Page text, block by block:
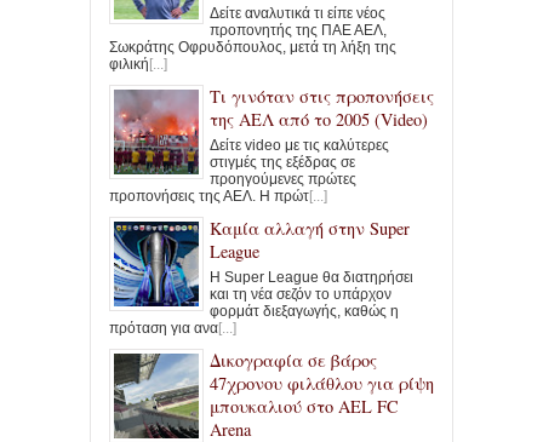
Δείτε αναλυτικά τι είπε νέος
προπονητής της ΠΑΕ ΑΕΛ,
Σωκράτης Οφρυδόπουλος, μετά τη λήξη της
φιλική[...]
Τι γινόταν στις προπονήσεις
της ΑΕΛ από το 2005 (Video)
Δείτε video με τις καλύτερες
στιγμές της εξέδρας σε
προηγούμενες πρώτες
προπονήσεις της ΑΕΛ. Η πρώτ[...]
Καμία αλλαγή στην Super
League
Η Super League θα διατηρήσει
και τη νέα σεζόν το υπάρχον
φορμάτ διεξαγωγής, καθώς η
πρόταση για ανα[...]
Δικογραφία σε βάρος
47χρονου φιλάθλου για ρίψη
μπουκαλιού στο AEL FC
Arena